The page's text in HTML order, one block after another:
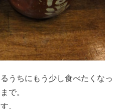
うちにもう少し食べたくなっ
で。
。